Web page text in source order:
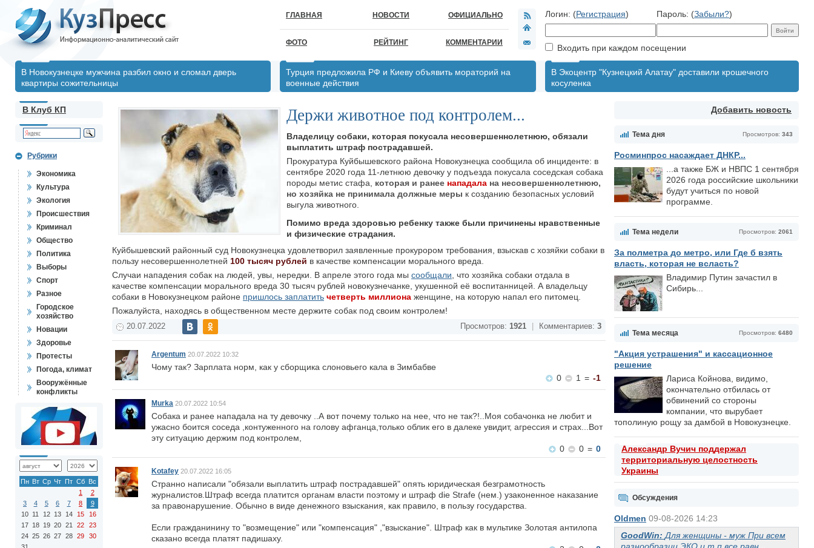
ГЛАВНАЯ НОВОСТИ ОФИЦИАЛЬНО
ФОТО РЕЙТИНГ КОММЕНТАРИИ
Логин: (Регистрация) Пароль: (Забыли?)
Входить при каждом посещении
В Новокузнецке мужчина разбил окно и сломал дверь
квартиры сожительницы
Турция предложила РФ и Киеву объявить мораторий на
военные действия
В Экоцентр "Кузнецкий Алатау" доставили крошечного
косуленка
Добавить новость
Просмотров: 343
Тема дня
Росминпрос насаждает ДНКР...
...а также БЖ и НВПС 1 сентября
2026 года российские школьники
будут учиться по новой
программе.
Просмотров: 2061
Тема недели
За полметра до метро, или Где б взять
власть, которая не всласть?
Владимир Путин зачастил в
Сибирь...
Просмотров: 6480
Тема месяца
"Акция устрашения" и кассационное
решение
Лариса Койнова, видимо,
окончательно отбилась от
обвинений со стороны
компании, что вырубает
тополиную рощу за дамбой в Новокузнецке.
Александр Вучич поддержал
территориальную целостность
Украины
Обсуждения
Oldmen 09-08-2026 14:23
GoodWin: Для женщины - муж При всем
В Клуб КП
Рубрики
Экономика
Культура
Экология
Происшествия
Криминал
Общество
Политика
Выборы
Спорт
Разное
Городское
хозяйство
Новации
Здоровье
Протесты
Погода, климат
Вооружённые
конфликты
Пн Вт Ср Чт Пт Сб Вс
1
2
3
4 5 6 7 8
9
10 11 12 13 14 15
16
17 18 19 20 21 22
23
24 25 26 27 28 29
30
Держи животное под контролем...
Владелицу собаки, которая покусала несовершеннолетнюю, обязали
выплатить штраф пострадавшей.
Прокуратура Куйбышевского района Новокузнецка сообщила об инциденте: в
сентябре 2020 года 11-летнюю девочку у подъезда покусала соседская собака
породы метис стафа, которая и ранее нападала на несовершеннолетнюю,
но хозяйка не принимала должные меры к созданию безопасных условий
выгула животного.
Помимо вреда здоровью ребенку также были причинены нравственные
и физические страдания.
Куйбышевский районный суд Новокузнецка удовлетворил заявленные прокурором требования, взыскав с хозяйки собаки в
пользу несовершеннолетней 100 тысяч рублей в качестве компенсации морального вреда.
Случаи нападения собак на людей, увы, нередки. В апреле этого года мы сообщали , что хозяйка собаки отдала в
качестве компенсации морального вреда 30 тысяч рублей новокузнечанке, укушенной её воспитанницей. А владельцу
собаки в Новокузнецком районе пришлось заплатить четверть миллиона женщине, на которую напал его питомец.
Пожалуйста, находясь в общественном месте держите собак под своим контролем!
20.07.2022 Просмотров: 1921 Комментариев: 3
Argentum 20.07.2022 10:32
Чому так? Зарплата норм, как у сборщика слоновьего кала в Зимбабве
0
1 = -1
Murka 20.07.2022 10:54
Собака и ранее нападала на ту девочку ..А вот почему только на нее, что не так?!..Моя собачонка не любит и
ужасно боится соседа ,контуженного на голову афганца,только облик его в далеке увидит, агрессия и страх...Вот
эту ситуацию держим под контролем,
0
0 = 0
Kotafey 20.07.2022 16:05
Странно написали "обязали выплатить штраф пострадавшей" опять юридическая безграмотность
журналистов.Штраф всегда платится органам власти поэтому и штраф die Strafe (нем.) узаконенное наказание
за правонарушение. Обычно в виде денежного взыскания, как правило, в пользу государства.
Если гражданинину то "возмещение" или "компенсация" ,"взыскание". Штраф как в мультике Золотая антилопа
сказано всегда платят падишаху.